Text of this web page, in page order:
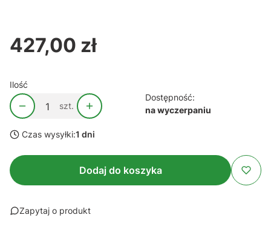
Cena
427,00 zł
Ilość
szt.
Dostępność:
na wyczerpaniu
Czas wysyłki:1 dni
Dodaj do koszyka
Zapytaj o produkt